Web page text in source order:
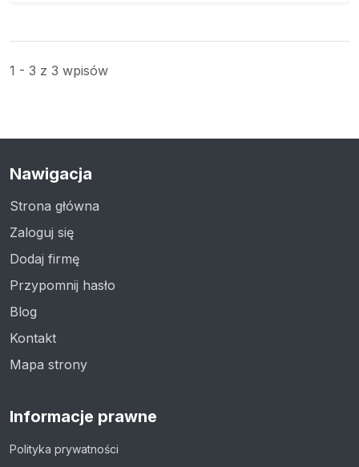
1 - 3 z 3 wpisów
Nawigacja
Strona główna
Zaloguj się
Dodaj firmę
Przypomnij hasło
Blog
Kontakt
Mapa strony
Informacje prawne
Polityka prywatności